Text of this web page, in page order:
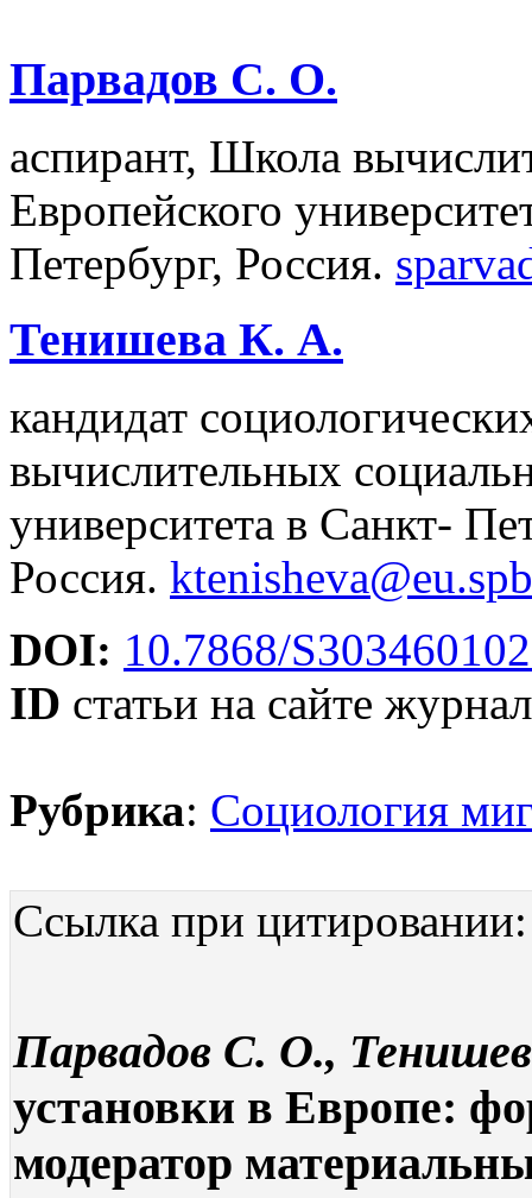
Парвадов С. О.
аспирант, Школа
Европейского
Петербург, Россия.
Тенишева К. А.
кандидат
вычислительных
университета в Санкт-
Россия.
DOI: 10.7868/
ID статьи на сайте
Рубрика: Социология
Ссылка при цитировании:
Парвадов С. О.,
установки в Европе:
модератор